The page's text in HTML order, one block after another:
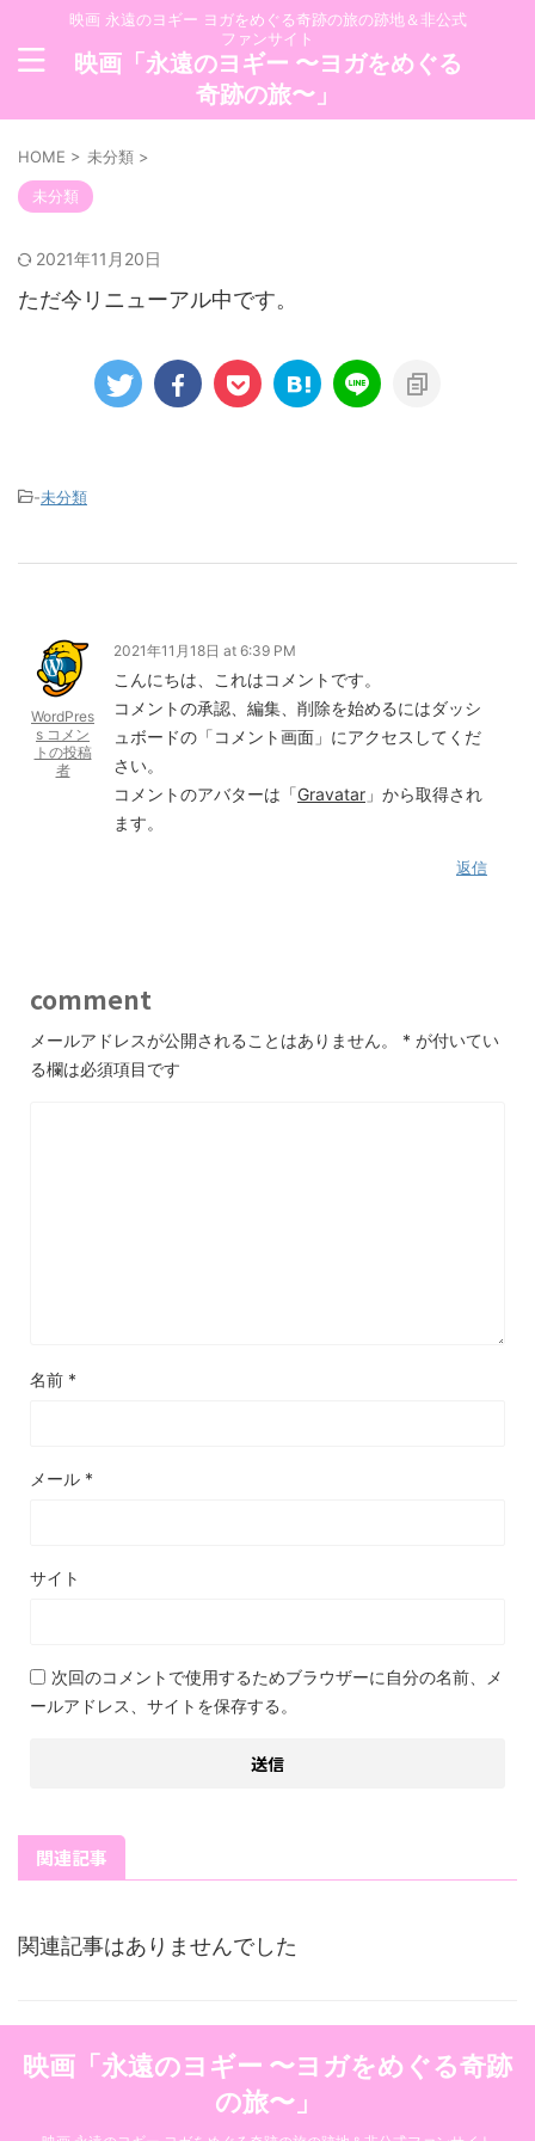
映画 永遠のヨギー ヨガをめぐる奇跡の旅の跡地＆非公式
ファンサイト
映画「永遠のヨギー 〜ヨガをめぐる
奇跡の旅〜」
HOME > 未分類 >
未分類
2021年11月20日
ただ今リニューアル中です。
-未分類
WordPres
s コメン
トの投稿
者
2021年11月18日 at 6:39 PM
こんにちは、これはコメントです。
コメントの承認、編集、削除を始めるにはダッシ
ュボードの「コメント画面」にアクセスしてくだ
さい。
コメントのアバターは「Gravatar 」から取得され
ます。
返信
comment
メールアドレスが公開されることはありません。 * が付いてい
る欄は必須項目です
名前 *
メール *
サイト
次回のコメントで使用するためブラウザーに自分の名前、メ
ールアドレス、サイトを保存する。
関連記事
関連記事はありませんでした
映画「永遠のヨギー 〜ヨガをめぐる奇跡
の旅〜」